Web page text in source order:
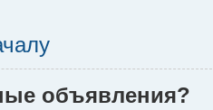
объявления?